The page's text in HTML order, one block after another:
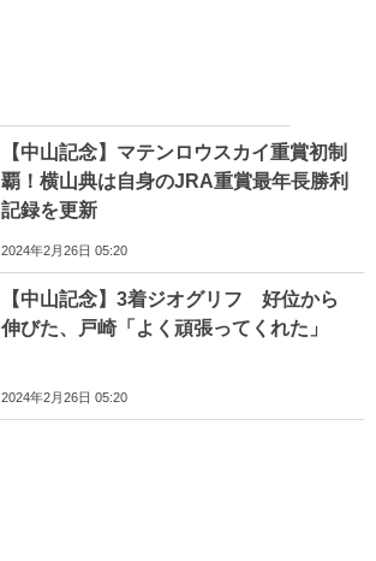
【中山記念】マテンロウスカイ重賞初制
覇！横山典は自身のJRA重賞最年長勝利
記録を更新
2024年2月26日 05:20
【中山記念】3着ジオグリフ 好位から
伸びた、戸崎「よく頑張ってくれた」
2024年2月26日 05:20